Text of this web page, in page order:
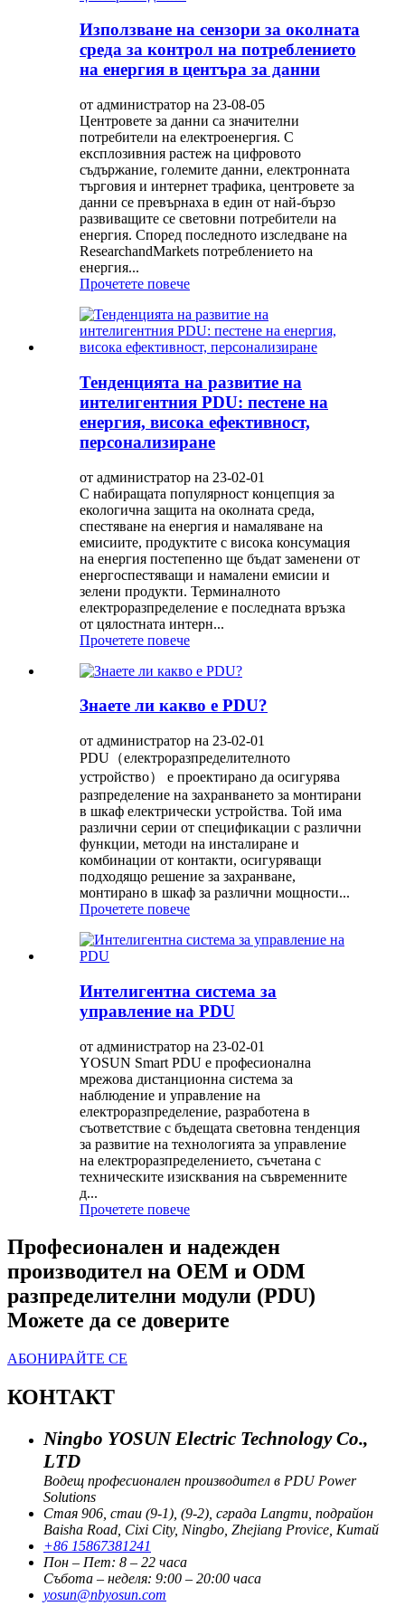
Използване на сензори за околната
среда за контрол на потреблението
на енергия в центъра за данни
от администратор на 23-08-05
Центровете за данни са значителни
потребители на електроенергия. С
експлозивния растеж на цифровото
съдържание, големите данни, електронната
търговия и интернет трафика, центровете за
данни се превърнаха в един от най-бързо
развиващите се световни потребители на
енергия. Според последното изследване на
ResearchandMarkets потреблението на
енергия...
Прочетете повече
Тенденцията на развитие на
интелигентния PDU: пестене на
енергия, висока ефективност,
персонализиране
от администратор на 23-02-01
С набиращата популярност концепция за
екологична защита на околната среда,
спестяване на енергия и намаляване на
емисиите, продуктите с висока консумация
на енергия постепенно ще бъдат заменени от
енергоспестяващи и намалени емисии и
зелени продукти. Терминалното
електроразпределение е последната връзка
от цялостната интерн...
Прочетете повече
Знаете ли какво е PDU?
от администратор на 23-02-01
PDU（електроразпределителното
устройство） е проектирано да осигурява
разпределение на захранването за монтирани
в шкаф електрически устройства. Той има
различни серии от спецификации с различни
функции, методи на инсталиране и
комбинации от контакти, осигуряващи
подходящо решение за захранване,
монтирано в шкаф за различни мощности...
Прочетете повече
Интелигентна система за
управление на PDU
от администратор на 23-02-01
YOSUN Smart PDU е професионална
мрежова дистанционна система за
наблюдение и управление на
електроразпределение, разработена в
съответствие с бъдещата световна тенденция
за развитие на технологията за управление
на електроразпределението, съчетана с
техническите изисквания на съвременните
д...
Прочетете повече
Професионален и надежден
производител на OEM и ODM
разпределителни модули (PDU)
Можете да се доверите
АБОНИРАЙТЕ СЕ
КОНТАКТ
Ningbo YOSUN Electric Technology Co.,
LTD
Водещ професионален производител в PDU Power
Solutions
Стая 906, стаи (9-1), (9-2), сграда Langmu, подрайон
Baisha Road, Cixi City, Ningbo, Zhejiang Provice, Китай
+86 15867381241
Пон – Пет: 8 – 22 часа
Събота – неделя: 9:00 – 20:00 часа
yosun@nbyosun.com